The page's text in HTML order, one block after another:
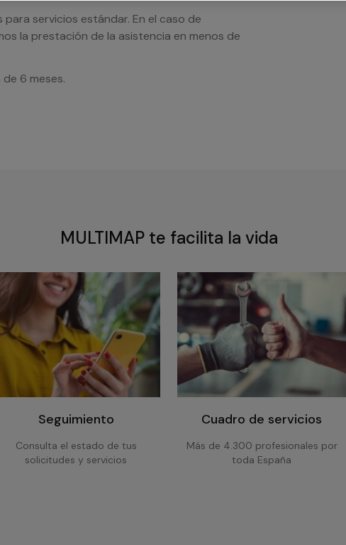
servicios estándar. En el caso de
la prestación de la asistencia en menos de
6 meses.
MULTIMAP te facilita la vida
Seguimiento
Consulta el estado de tus
solicitudes y servicios
Cuadro de servicios
Más de 4.300 profesionales por
toda España